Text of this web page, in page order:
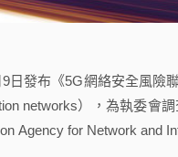
發布《5G網絡安全風險
networks），為執委會
Agency for Network and